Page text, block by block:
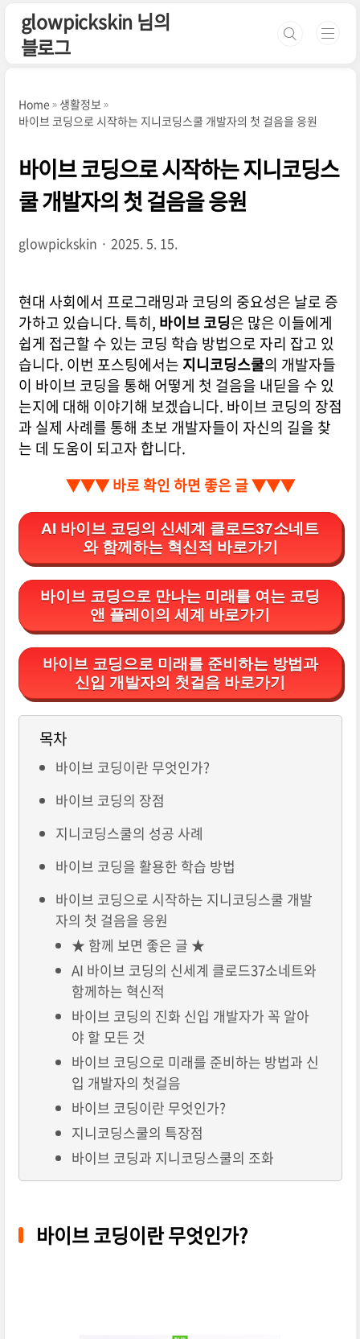
glowpickskin 님의
블로그
Home
생활정보
바이브 코딩으로 시작하는 지니코딩스쿨 개발자의 첫 걸음을 응원
바이브 코딩으로 시작하는 지니코딩스
쿨 개발자의 첫 걸음을 응원
glowpickskin 2025. 5. 15.
현대 사회에서 프로그래밍과 코딩의 중요성은 날로 증
가하고 있습니다. 특히, 바이브 코딩은 많은 이들에게
쉽게 접근할 수 있는 코딩 학습 방법으로 자리 잡고 있
습니다. 이번 포스팅에서는 지니코딩스쿨의 개발자들
이 바이브 코딩을 통해 어떻게 첫 걸음을 내딛을 수 있
는지에 대해 이야기해 보겠습니다. 바이브 코딩의 장점
과 실제 사례를 통해 초보 개발자들이 자신의 길을 찾
는 데 도움이 되고자 합니다.
▼▼▼ 바로 확인 하면 좋은 글 ▼▼▼
AI 바이브 코딩의 신세계 클로드37소네트
와 함께하는 혁신적 바로가기
바이브 코딩으로 만나는 미래를 여는 코딩
앤 플레이의 세계 바로가기
바이브 코딩으로 미래를 준비하는 방법과
신입 개발자의 첫걸음 바로가기
목차
바이브 코딩이란 무엇인가?
바이브 코딩의 장점
지니코딩스쿨의 성공 사례
바이브 코딩을 활용한 학습 방법
바이브 코딩으로 시작하는 지니코딩스쿨 개발
자의 첫 걸음을 응원
★ 함께 보면 좋은 글 ★
AI 바이브 코딩의 신세계 클로드37소네트와
함께하는 혁신적
바이브 코딩의 진화 신입 개발자가 꼭 알아
야 할 모든 것
바이브 코딩으로 미래를 준비하는 방법과 신
입 개발자의 첫걸음
바이브 코딩이란 무엇인가?
지니코딩스쿨의 특장점
바이브 코딩과 지니코딩스쿨의 조화
바이브 코딩이란 무엇인가?